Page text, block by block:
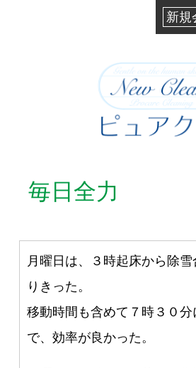
新規
毎日全力
月曜日は、３時起床から除
りきった。
移動時間も含めて７時３０
で、効率が良かった。